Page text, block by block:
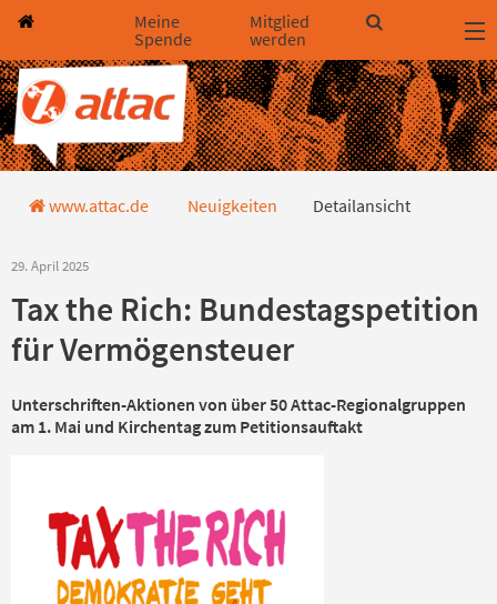
Direkt zum Hauptinhalt springen
Direkt zur Haupt-Navigation springen
Direkt zur Service-Navigation springen
Direkt zur Footer-Navigation springen
Direkt zum Footerinhalt springen
Meine
Spende
Mitglied
werden
Detailansicht
www.attac.de Neuigkeiten Detailansicht
29. April 2025
Tax the Rich: Bundestagspetition
für Vermögensteuer
Unterschriften-Aktionen von über 50 Attac-Regionalgruppen
am 1. Mai und Kirchentag zum Petitionsauftakt